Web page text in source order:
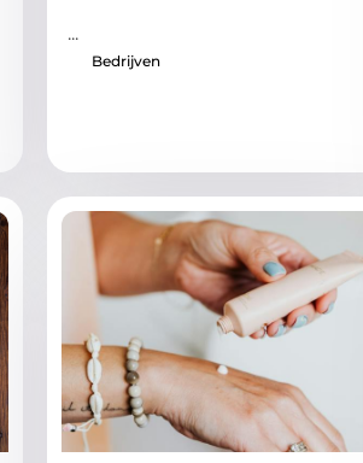
...
Bedrijven